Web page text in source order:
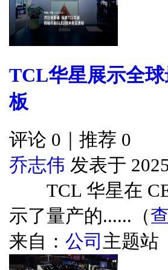
TCL华星展示全
板
评论 0｜推荐 0
乔志伟 发表于
TCL 华星在
示了量产的......（
来自： 公司 主题站